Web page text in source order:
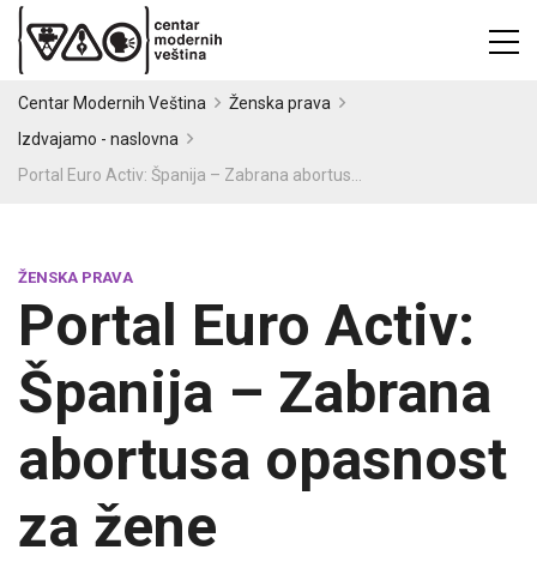
Centar Modernih Veština
Ženska prava
Izdvajamo - naslovna
ŽENSKA PRAVA
Portal Euro Activ:
Španija – Zabrana
abortusa opasnost
za žene